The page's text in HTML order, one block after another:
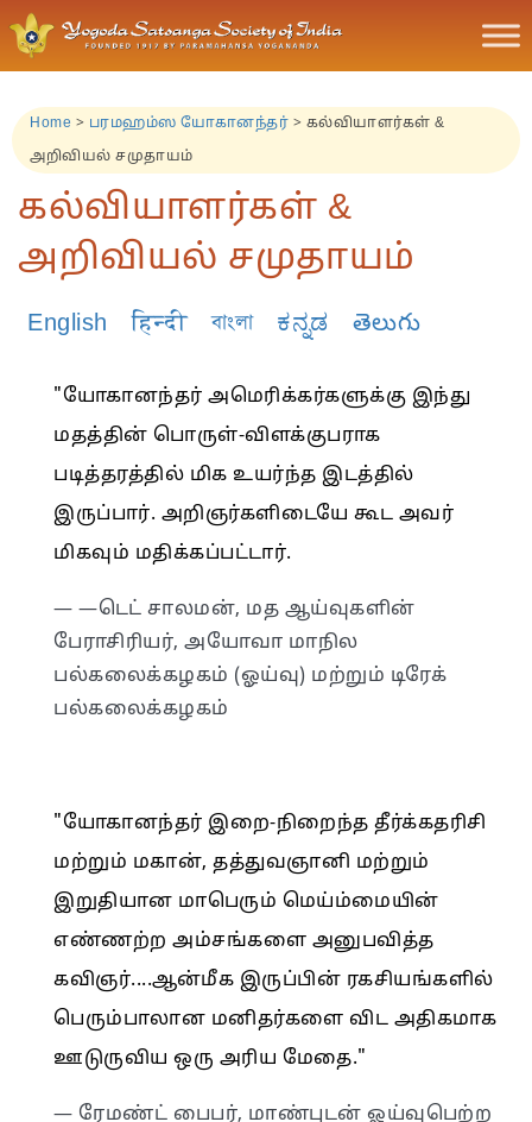
Home > பரமஹம்ஸ யோகானந்தர் > கல்வியாளர்கள் &
அறிவியல் சமுதாயம்
கல்வியாளர்கள் &
அறிவியல் சமுதாயம்
English हिन्दी বাংলা ಕನ್ನಡ తెలుగు
"யோகானந்தர் அமெரிக்கர்களுக்கு இந்து
மதத்தின் பொருள்-விளக்குபராக
படித்தரத்தில் மிக உயர்ந்த இடத்தில்
இருப்பார். அறிஞர்களிடையே கூட அவர்
மிகவும் மதிக்கப்பட்டார்.
— —டெட் சாலமன், மத ஆய்வுகளின்
பேராசிரியர், அயோவா மாநில
பல்கலைக்கழகம் (ஓய்வு) மற்றும் டிரேக்
பல்கலைக்கழகம்
"யோகானந்தர் இறை-நிறைந்த தீர்க்கதரிசி
மற்றும் மகான், தத்துவஞானி மற்றும்
இறுதியான மாபெரும் மெய்ம்மையின்
எண்ணற்ற அம்சங்களை அனுபவித்த
கவிஞர்....ஆன்மீக இருப்பின் ரகசியங்களில்
பெரும்பாலான மனிதர்களை விட அதிகமாக
ஊடுருவிய ஒரு அரிய மேதை."
— ரேமண்ட் பைபர், மாண்புடன் ஓய்வுபெற்ற